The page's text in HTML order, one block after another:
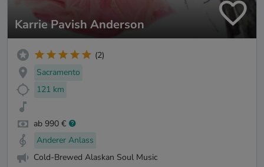
Karrie Pavish Anderson
(2)
Sacramento
121 km
ab 990 €
Anderer Anlass
Cold-Brewed Alaskan Soul Music